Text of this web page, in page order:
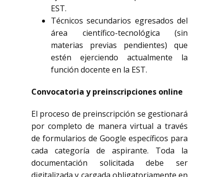
EST.
Técnicos secundarios egresados del
área científico-tecnológica (sin
materias previas pendientes) que
estén ejerciendo actualmente la
función docente en la EST.
Convocatoria y preinscripciones online
El proceso de preinscripción se gestionará
por completo de manera virtual a través
de formularios de Google específicos para
cada categoría de aspirante. Toda la
documentación solicitada debe ser